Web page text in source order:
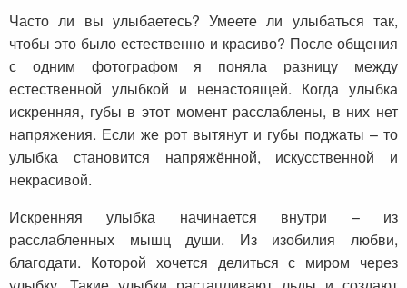
Часто ли вы улыбаетесь? Умеете ли улыбаться так,
чтобы это было естественно и красиво? После общения
с одним фотографом я поняла разницу между
естественной улыбкой и ненастоящей. Когда улыбка
искренняя, губы в этот момент расслаблены, в них нет
напряжения. Если же рот вытянут и губы поджаты – то
улыбка становится напряжённой, искусственной и
некрасивой.
Искренняя улыбка начинается внутри – из
расслабленных мышц души. Из изобилия любви,
благодати. Которой хочется делиться с миром через